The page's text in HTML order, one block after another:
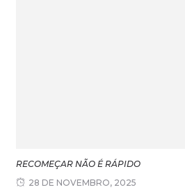
RECOMEÇAR NÃO É RÁPIDO
28 DE NOVEMBRO, 2025